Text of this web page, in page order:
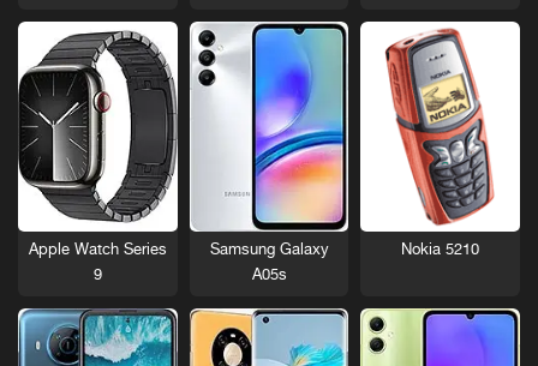
Nokia 5210
Samsung Galaxy
A05s
Apple Watch Series
9